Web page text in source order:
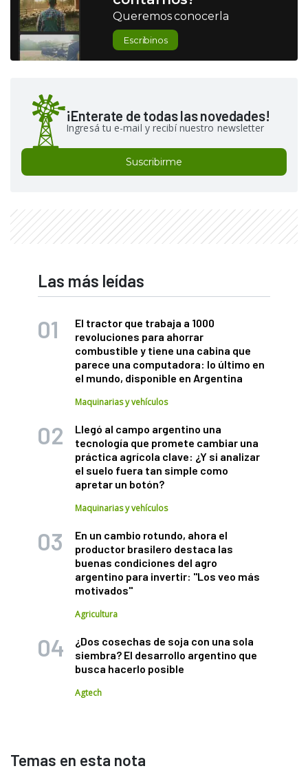
Queremos conocerla
Escribinos
¡Enterate de todas las novedades!
Ingresá tu e-mail y recibí nuestro newsletter
Suscribirme
Las más leídas
El tractor que trabaja a 1000
revoluciones para ahorrar
combustible y tiene una cabina que
parece una computadora: lo último en
el mundo, disponible en Argentina
Maquinarias y vehículos
Llegó al campo argentino una
tecnología que promete cambiar una
práctica agrícola clave: ¿Y si analizar
el suelo fuera tan simple como
apretar un botón?
Maquinarias y vehículos
En un cambio rotundo, ahora el
productor brasilero destaca las
buenas condiciones del agro
argentino para invertir: "Los veo más
motivados"
Agricultura
¿Dos cosechas de soja con una sola
siembra? El desarrollo argentino que
busca hacerlo posible
Agtech
Temas en esta nota